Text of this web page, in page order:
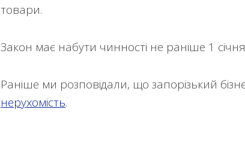
товари.
Закон має набути чинності не раніше 1
Раніше ми розповідали, що запорізький
нерухомість.